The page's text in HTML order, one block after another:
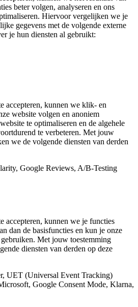
beter volgen, analyseren en ons
Hiervoor vergelijken we je
gegevens met de volgende externe
je hun diensten al gebruikt:
accepteren, kunnen we klik- en
website volgen en anoniem
te optimaliseren en de algehele
te verbeteren. Met jouw
we de volgende diensten van derden
Google Reviews, A/B-Testing
accepteren, kunnen we je functies
dan de basisfuncties en kun je onze
Met jouw toestemming
diensten van derden op deze
UET (Universal Event Tracking)
Google Consent Mode, Klarna,